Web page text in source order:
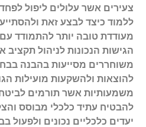
צעירים אשר עלולים ליפול
ללמוד כיצד לבצע זאת
מעודדת טובה יותר להתמודד
הגישות הנכונות לניהול תקציב
משוחררים מסייעות בהבנה
להוצאות ולהשקעות מועילות
משמעותיות אשר תורמים
להבטיח עתיד כלכלי מבוסס
יעדים כלכליים נכונים